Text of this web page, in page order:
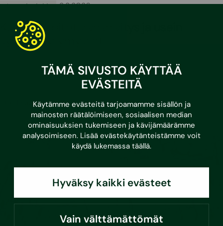
TÄMÄ SIVUSTO KÄYTTÄÄ
EVÄSTEITÄ
Käytämme evästeitä tarjoamamme sisällön ja
mainosten räätälöimiseen, sosiaalisen median
ominaisuuksien tukemiseen ja kävijämäärämme
analysoimiseen. Lisää evästekäytänteistämme voit
käydä lukemassa täällä.
Hyväksy kaikki evästeet
Vain välttämättömät
Asumisvinkit •3.3.2026
Kunnossapitotarveselvitys ja usein
kysytyt kysymykset
Kunnossapitotarveselvityksellä tarkoitetaan listausta
rakennusten ja kiinteistöjen kunnossapito- ja